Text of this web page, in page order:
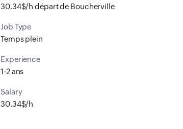
30.34$/h départ de Boucherville
Job Type
Temps plein
Experience
1-2 ans
Salary
30.34$/h